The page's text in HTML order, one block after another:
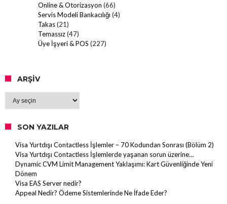
Online & Otorizasyon (66)
Servis Modeli Bankacılığı (4)
Takas(21)
Temassız(47)
Üye İşyeri & POS (227)
ARŞIV
SON YAZILAR
Visa Yurtdışı Contactless İşlemler – 70 Kodundan Sonrası (Bölüm 2)
Visa Yurtdışı Contactless İşlemlerde yaşanan sorun üzerine…
Dynamic CVM Limit Management Yaklaşımı: Kart Güvenliğinde Yeni
Dönem
Visa EAS Server nedir?
Appeal Nedir? Ödeme Sistemlerinde Ne İfade Eder?